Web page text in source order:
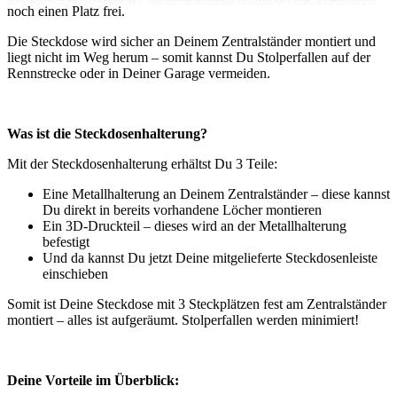
noch einen Platz frei.
Die Steckdose wird sicher an Deinem Zentralständer montiert und
liegt nicht im Weg herum – somit kannst Du Stolperfallen auf der
Rennstrecke oder in Deiner Garage vermeiden.
Was ist die Steckdosenhalterung?
Mit der Steckdosenhalterung erhältst Du 3 Teile:
Eine Metallhalterung an Deinem Zentralständer – diese kannst
Du direkt in bereits vorhandene Löcher montieren
Ein 3D-Druckteil – dieses wird an der Metallhalterung
befestigt
Und da kannst Du jetzt Deine mitgelieferte Steckdosenleiste
einschieben
Somit ist Deine Steckdose mit 3 Steckplätzen fest am Zentralständer
montiert – alles ist aufgeräumt. Stolperfallen werden minimiert!
Deine Vorteile im Überblick: